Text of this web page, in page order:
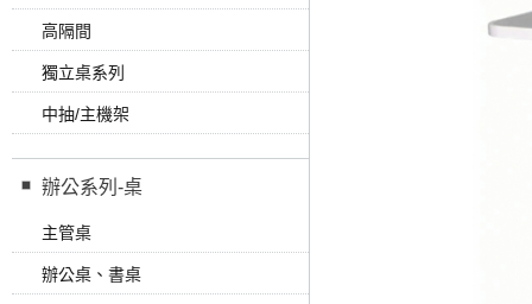
高隔間
獨立桌系列
中抽/主機架
辦公系列-桌
主管桌
辦公桌、書桌